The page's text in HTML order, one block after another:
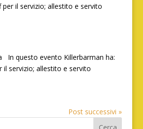
il servizio; allestito e servito
In questo evento Killerbarman ha:
servizio; allestito e servito
Post successivi »